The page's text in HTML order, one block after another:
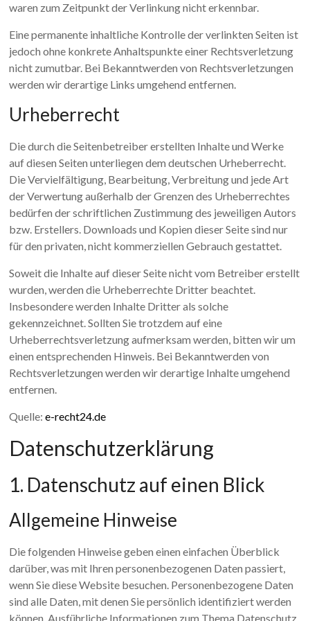
waren zum Zeitpunkt der Verlinkung nicht erkennbar.
Eine permanente inhaltliche Kontrolle der verlinkten Seiten ist
jedoch ohne konkrete Anhaltspunkte einer Rechtsverletzung
nicht zumutbar. Bei Bekanntwerden von Rechtsverletzungen
werden wir derartige Links umgehend entfernen.
Urheberrecht
Die durch die Seitenbetreiber erstellten Inhalte und Werke
auf diesen Seiten unterliegen dem deutschen Urheberrecht.
Die Vervielfältigung, Bearbeitung, Verbreitung und jede Art
der Verwertung außerhalb der Grenzen des Urheberrechtes
bedürfen der schriftlichen Zustimmung des jeweiligen Autors
bzw. Erstellers. Downloads und Kopien dieser Seite sind nur
für den privaten, nicht kommerziellen Gebrauch gestattet.
Soweit die Inhalte auf dieser Seite nicht vom Betreiber erstellt
wurden, werden die Urheberrechte Dritter beachtet.
Insbesondere werden Inhalte Dritter als solche
gekennzeichnet. Sollten Sie trotzdem auf eine
Urheberrechtsverletzung aufmerksam werden, bitten wir um
einen entsprechenden Hinweis. Bei Bekanntwerden von
Rechtsverletzungen werden wir derartige Inhalte umgehend
entfernen.
Quelle:e-recht24.de
Datenschutz­erklärung
1. Datenschutz auf einen Blick
Allgemeine Hinweise
Die folgenden Hinweise geben einen einfachen Überblick
darüber, was mit Ihren personenbezogenen Daten passiert,
wenn Sie diese Website besuchen. Personenbezogene Daten
sind alle Daten, mit denen Sie persönlich identifiziert werden
können. Ausführliche Informationen zum Thema Datenschutz